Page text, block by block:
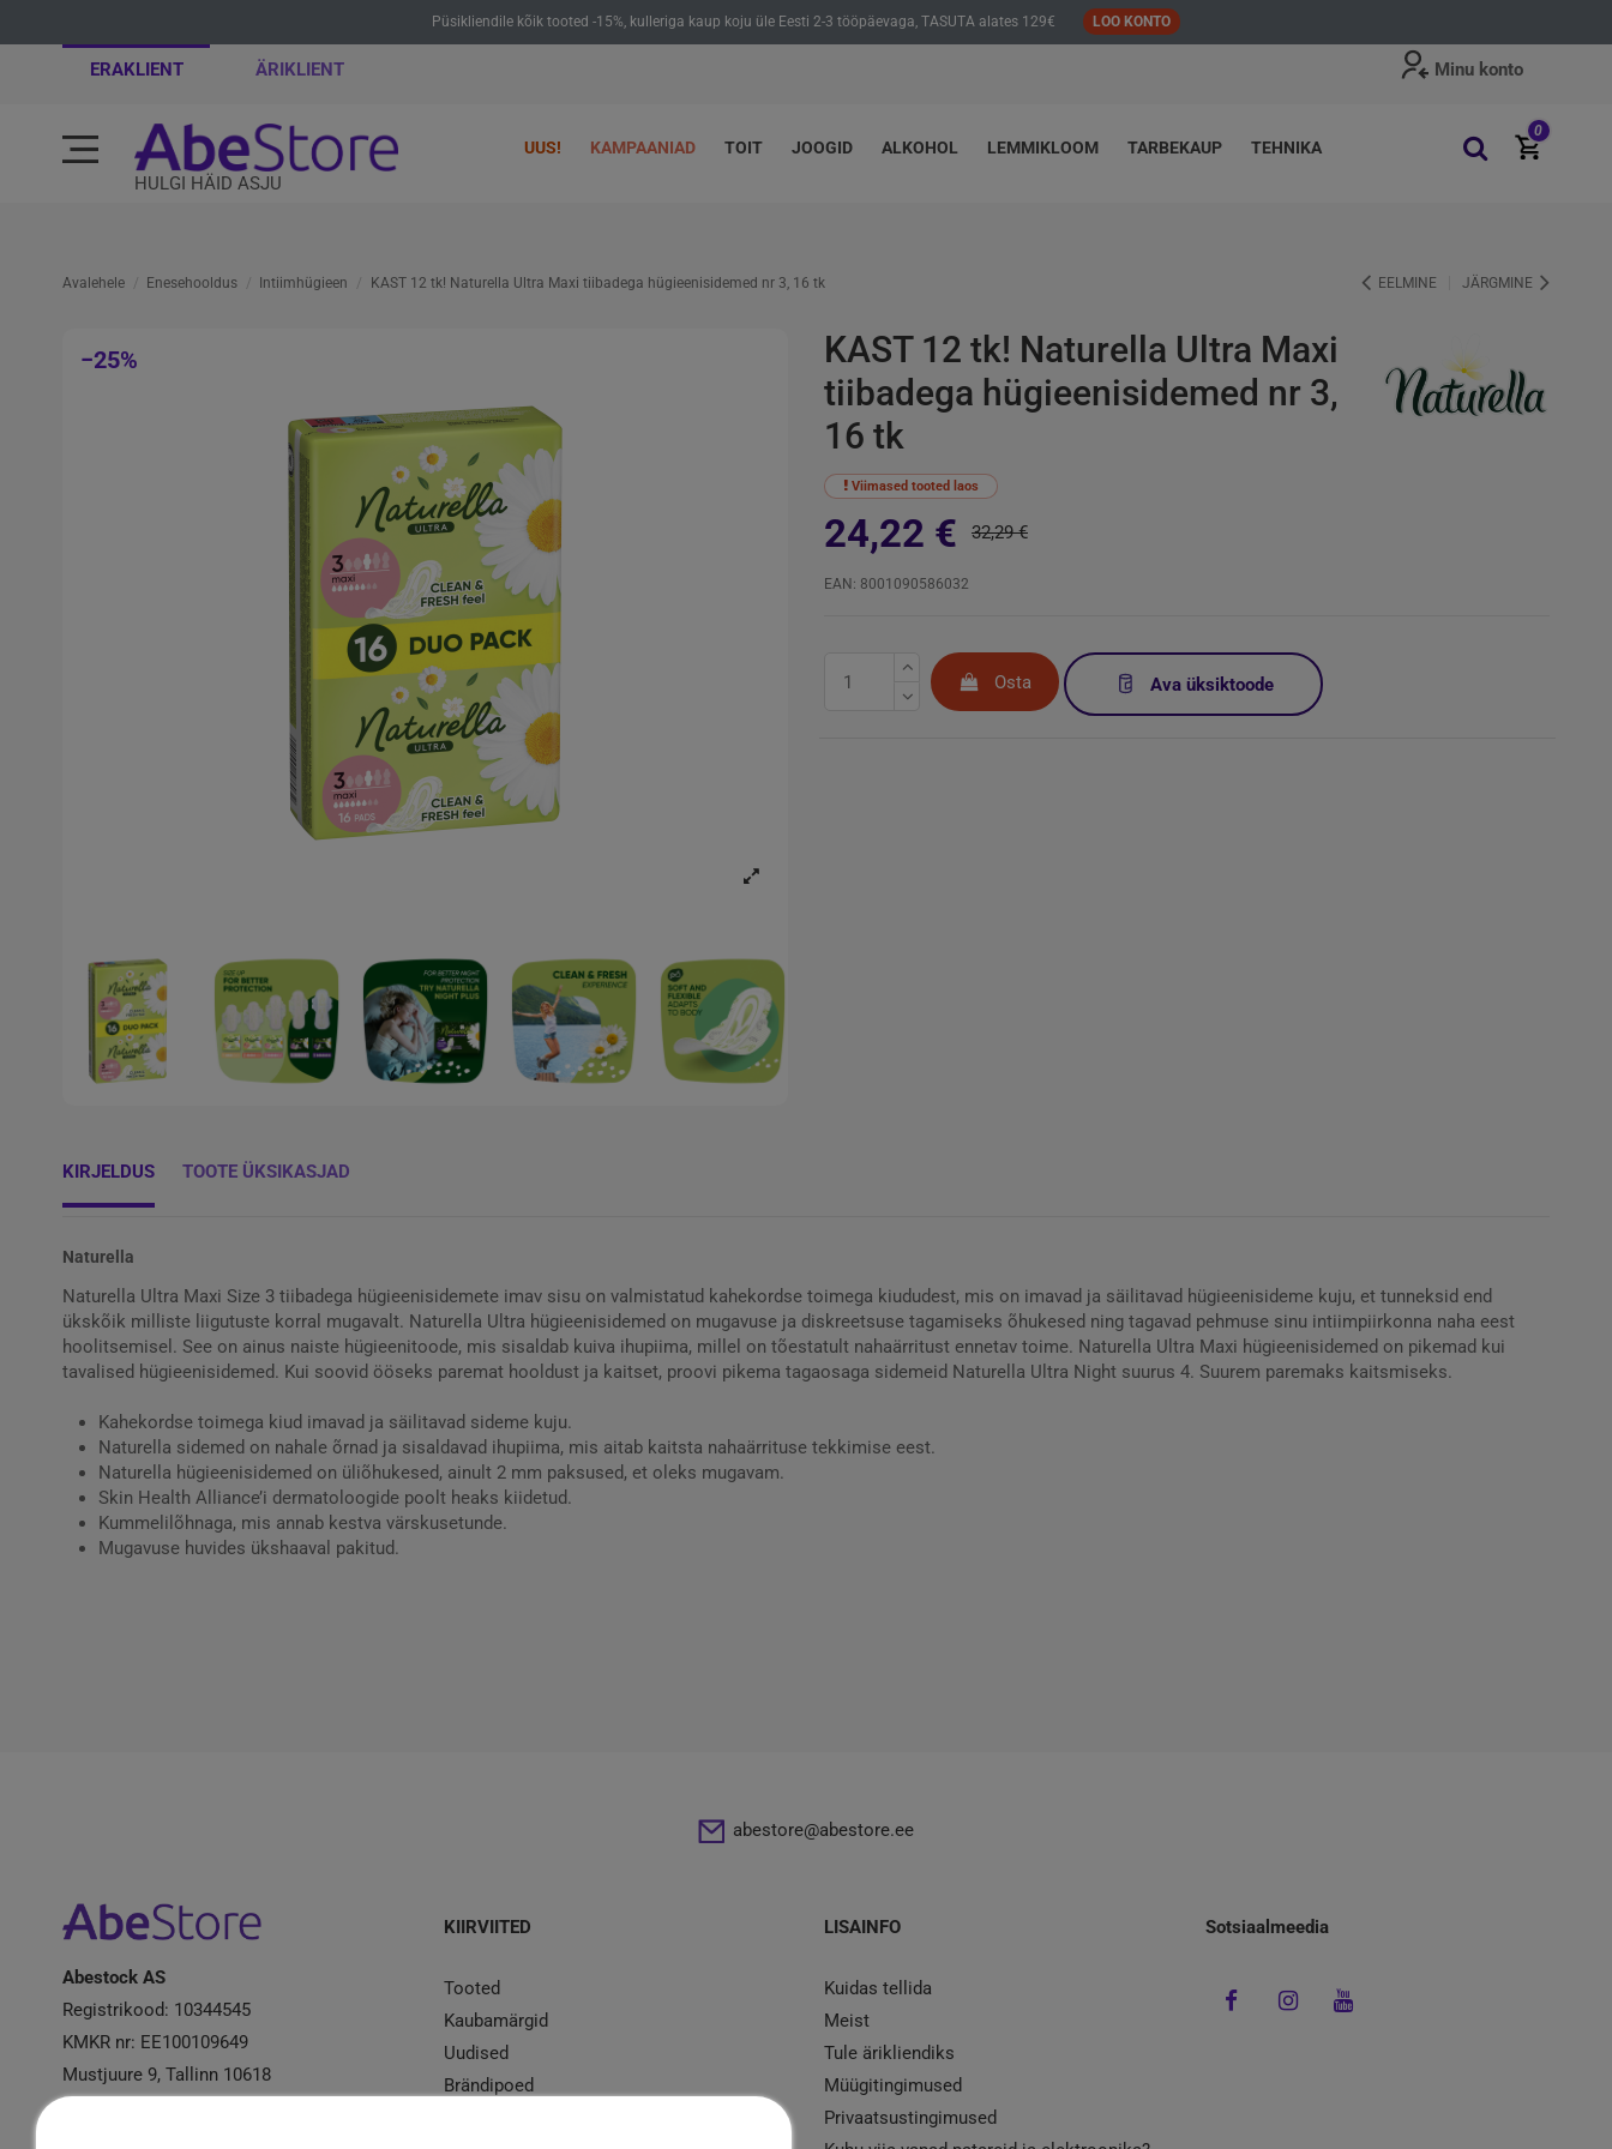
Püsikliendile kõik tooted -15%, kulleriga kaup koju üle Eesti 2-3 tööpäevaga, TASUTA alates 129€ LOO KONTO
ERAKLIENT ÄRIKLIENT Minu konto
HULGI HÄID ASJU
UUS! KAMPAANIAD TOIT JOOGID ALKOHOL LEMMIKLOOM TARBEKAUP TEHNIKA
0
Avalehele Enesehooldus Intiimhügieen KAST 12 tk! Naturella Ultra Maxi tiibadega hügieenisidemed nr 3, 16 tk EELMINE JÄRGMINE
−25%
KAST 12 tk! Naturella Ultra Maxi
tiibadega hügieenisidemed nr 3,
16 tk
Viimased tooted laos
24,22 € 32,29 €
EAN: 8001090586032
Osta Ava üksiktoode
KIRJELDUS TOOTE ÜKSIKASJAD
Naturella
Naturella Ultra Maxi Size 3 tiibadega hügieenisidemete imav sisu on valmistatud kahekordse toimega kiududest, mis on imavad ja säilitavad hügieenisideme kuju, et tunneksid end
ükskõik milliste liigutuste korral mugavalt. Naturella Ultra hügieenisidemed on mugavuse ja diskreetsuse tagamiseks õhukesed ning tagavad pehmuse sinu intiimpiirkonna naha eest
hoolitsemisel. See on ainus naiste hügieenitoode, mis sisaldab kuiva ihupiima, millel on tõestatult nahaärritust ennetav toime. Naturella Ultra Maxi hügieenisidemed on pikemad kui
tavalised hügieenisidemed. Kui soovid ööseks paremat hooldust ja kaitset, proovi pikema tagaosaga sidemeid Naturella Ultra Night suurus 4. Suurem paremaks kaitsmiseks.
Kahekordse toimega kiud imavad ja säilitavad sideme kuju.
Naturella sidemed on nahale õrnad ja sisaldavad ihupiima, mis aitab kaitsta nahaärrituse tekkimise eest.
Naturella hügieenisidemed on üliõhukesed, ainult 2 mm paksused, et oleks mugavam.
Skin Health Alliance’i dermatoloogide poolt heaks kiidetud.
Kummelilõhnaga, mis annab kestva värskusetunde.
Mugavuse huvides ükshaaval pakitud.
abestore@abestore.ee
Abestock AS
Registrikood: 10344545
KMKR nr: EE100109649
Mustjuure 9, Tallinn 10618
KIIRVIITED
Tooted
Kaubamärgid
Uudised
Brändipoed
LISAINFO
Kuidas tellida
Meist
Tule ärikliendiks
Müügitingimused
Privaatsustingimused
Sotsiaalmeedia